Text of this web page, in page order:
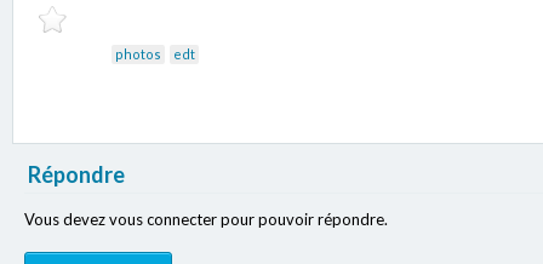
photos edt
Répondre
Vous devez vous connecter pour pouvoir répondre.